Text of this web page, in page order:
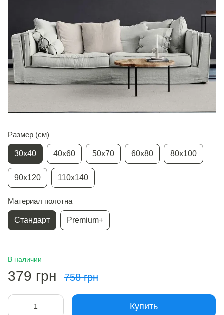
Размер (см)
30х40 40х60 50х70 60х80 80х100
90х120 110х140
Материал полотна
Стандарт Premium+
В наличии
379 грн 758 грн
Купить